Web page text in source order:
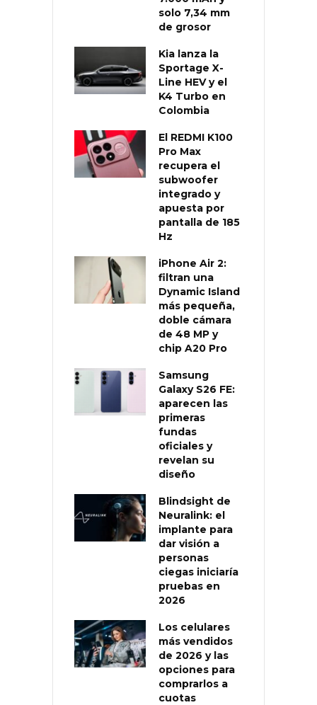
solo 7,34 mm
de grosor
Kia lanza la
Sportage X-
Line HEV y el
K4 Turbo en
Colombia
El REDMI K100
Pro Max
recupera el
subwoofer
integrado y
apuesta por
pantalla de 185
Hz
iPhone Air 2:
filtran una
Dynamic Island
más pequeña,
doble cámara
de 48 MP y
chip A20 Pro
Samsung
Galaxy S26 FE:
aparecen las
primeras
fundas
oficiales y
revelan su
diseño
Blindsight de
Neuralink: el
implante para
dar visión a
personas
ciegas iniciaría
pruebas en
2026
Los celulares
más vendidos
de 2026 y las
opciones para
comprarlos a
cuotas